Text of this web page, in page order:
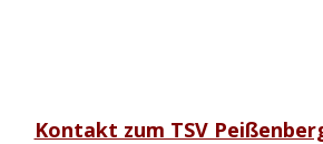
Kontakt zum TSV